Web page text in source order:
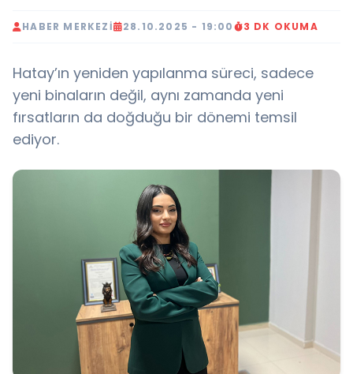
HABER MERKEZI 28.10.2025 - 19:00 3 DK OKUMA
Hatay’ın yeniden yapılanma süreci, sadece
yeni binaların değil, aynı zamanda yeni
fırsatların da doğduğu bir dönemi temsil
ediyor.